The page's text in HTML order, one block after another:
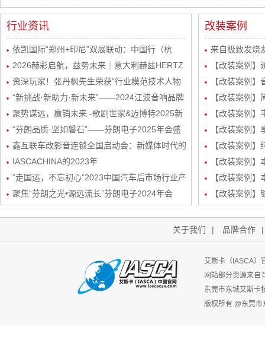
行业资讯
依凯国际“郑州+印尼”双展联动：中国行（杭
州）感恩宴圆满举行
2026赫彩启航，兹势未来｜意大利赫兹HERTZ
新品发布会暨市场运营规划会议圆满举行
资深玩家！张丹枫先生荣获“行业模范技术人物
奖”
“新挑战·新助力·新未来”——2024江波音响品牌
经销商会议盛大举行！
聚势谋远，赢销未来 -歌剧世家&迈博特2025新
起势经销商会议圆满成功！
“芬朗品质·坚如磐石”——芬朗电子2025年会盛
况，共绘汽车音响改装新蓝图
鑫互联车改影音连锁全国启动会：新媒体时代的
创新矩阵与玩法
IASCACHINA的2023年
“走国运，不忘初心”2023中国汽车后市场行业产
业生态发展峰会-艾斯卡（IASCA）中国谢福秋
聚焦“芬朗之光•源远流长”芬朗电子2024年会
改装案例
来自极致发烧
波站终极音
【改装案例
自达8升级
【改装案例
级丹拿232
【改装案例
品曼斯特
【改装案例
路DSP处理器
【改装案例
三分频
【改装案例
装
【改装案例
频/6路DSP处
【改装案例
路DSP处理器
【改装案例
关于我们 | 品牌合作
艾斯卡（IASCA）
网站部分资源来自
东莞市东城艾斯卡
版权所有 @东莞